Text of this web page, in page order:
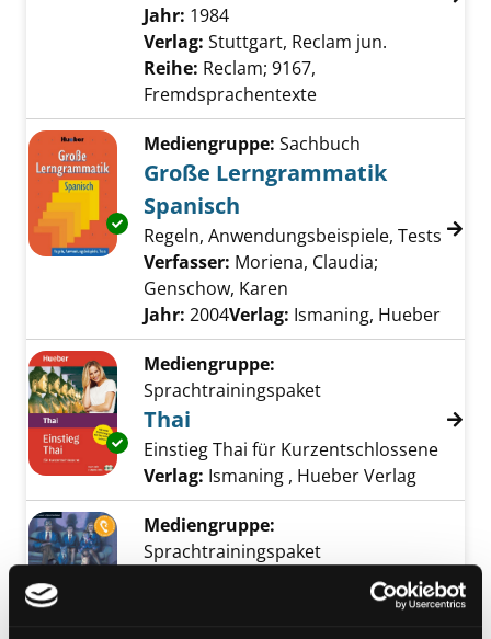
Jahr: 1984
Verlag: Stuttgart, Reclam jun.
Reihe: Reclam; 9167,
Fremdsprachentexte
Exemplar-Details von Große Lerngrammatik
Mediengruppe: Sachbuch
Große Lerngrammatik
Spanisch
Regeln, Anwendungsbeispiele, Tests
Verfasser: Moriena, Claudia;
Genschow, Karen
Jahr: 2004Verlag: Ismaning, Hueber
Exemplar-Details von Thai anzeigen
Mediengruppe:
Sprachtrainingspaket
Thai
Einstieg Thai für Kurzentschlossene
Suche nach diesem Verfasser
Verlag: Ismaning , Hueber Verlag
Exemplar-Details von Racconti da L'ultima
Mediengruppe:
Sprachtrainingspaket